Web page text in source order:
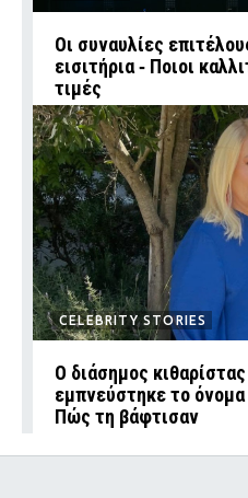
Οι συναυλίες
εισιτήρια ‑ Ποιοι
τιμές
CELEBRITY STORIES
Ο διάσημος
εμπνεύστηκε το
Πώς τη βάφτισαν